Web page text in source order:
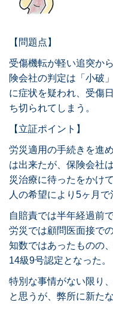
【問題点】
受傷機転が軽い追突か
険会社の判定は「小破
に症状を疑われ、受傷
ち切られてしまう。
【立証ポイント】
労災適用の手続きを進
は出来たが、保険会社
災治療に待ったをかけ
人の希望により5ヶ月で
自賠責では半年経過前
労災では顧問医面接で
知数ではあったものの
14級9号認定となった。
特別な事情がない限り
と思うが、弊所に新た